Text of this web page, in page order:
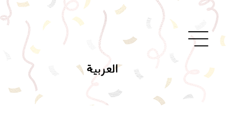
العربية